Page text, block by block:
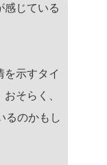
感じている
を示すタイ
そらく、
るのかもし